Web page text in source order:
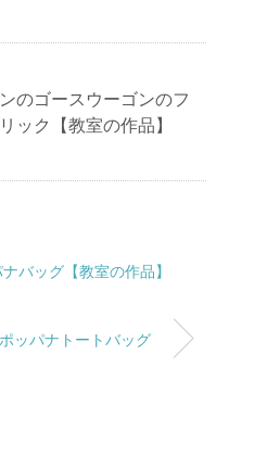
のゴースウーゴンのフ
ック【教室の作品】
バッグ【教室の作品】
ッパナトートバッグ